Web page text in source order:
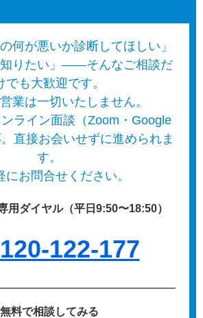
何が悪いか診断してほしい」
知りたい」——そんなご相談だ
でも大歓迎です。
業は一切いたしません。
ライン面談（Zoom・Google
直接お会いせずに進められま
す。
にお問合せください。
用ダイヤル（平日9:50〜18:50）
122-177
無料で相談してみる